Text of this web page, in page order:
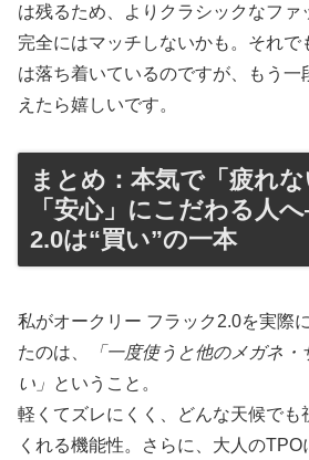
は残るため、よりクラシックなファ
完全にはマッチしないかも。それで
は落ち着いているのですが、もう一
えたら嬉しいです。
まとめ：本気で「疲れな
「安心」にこだわる人
2.0は“買い”の一本
私がオークリー フラック2.0を実際
たのは、
「一度使うと他のメガネ
い」 ということ。
軽くてズレにくく、どんな天候でも
くれる機能性。さらに、大人のTPO